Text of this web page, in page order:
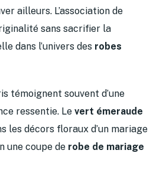
ailleurs. L’association de
sans sacrifier la
dans l’univers des robes
témoignent souvent d’une
ressentie. Le vert émeraude
les décors floraux d’un mariage
une coupe de robe de mariage